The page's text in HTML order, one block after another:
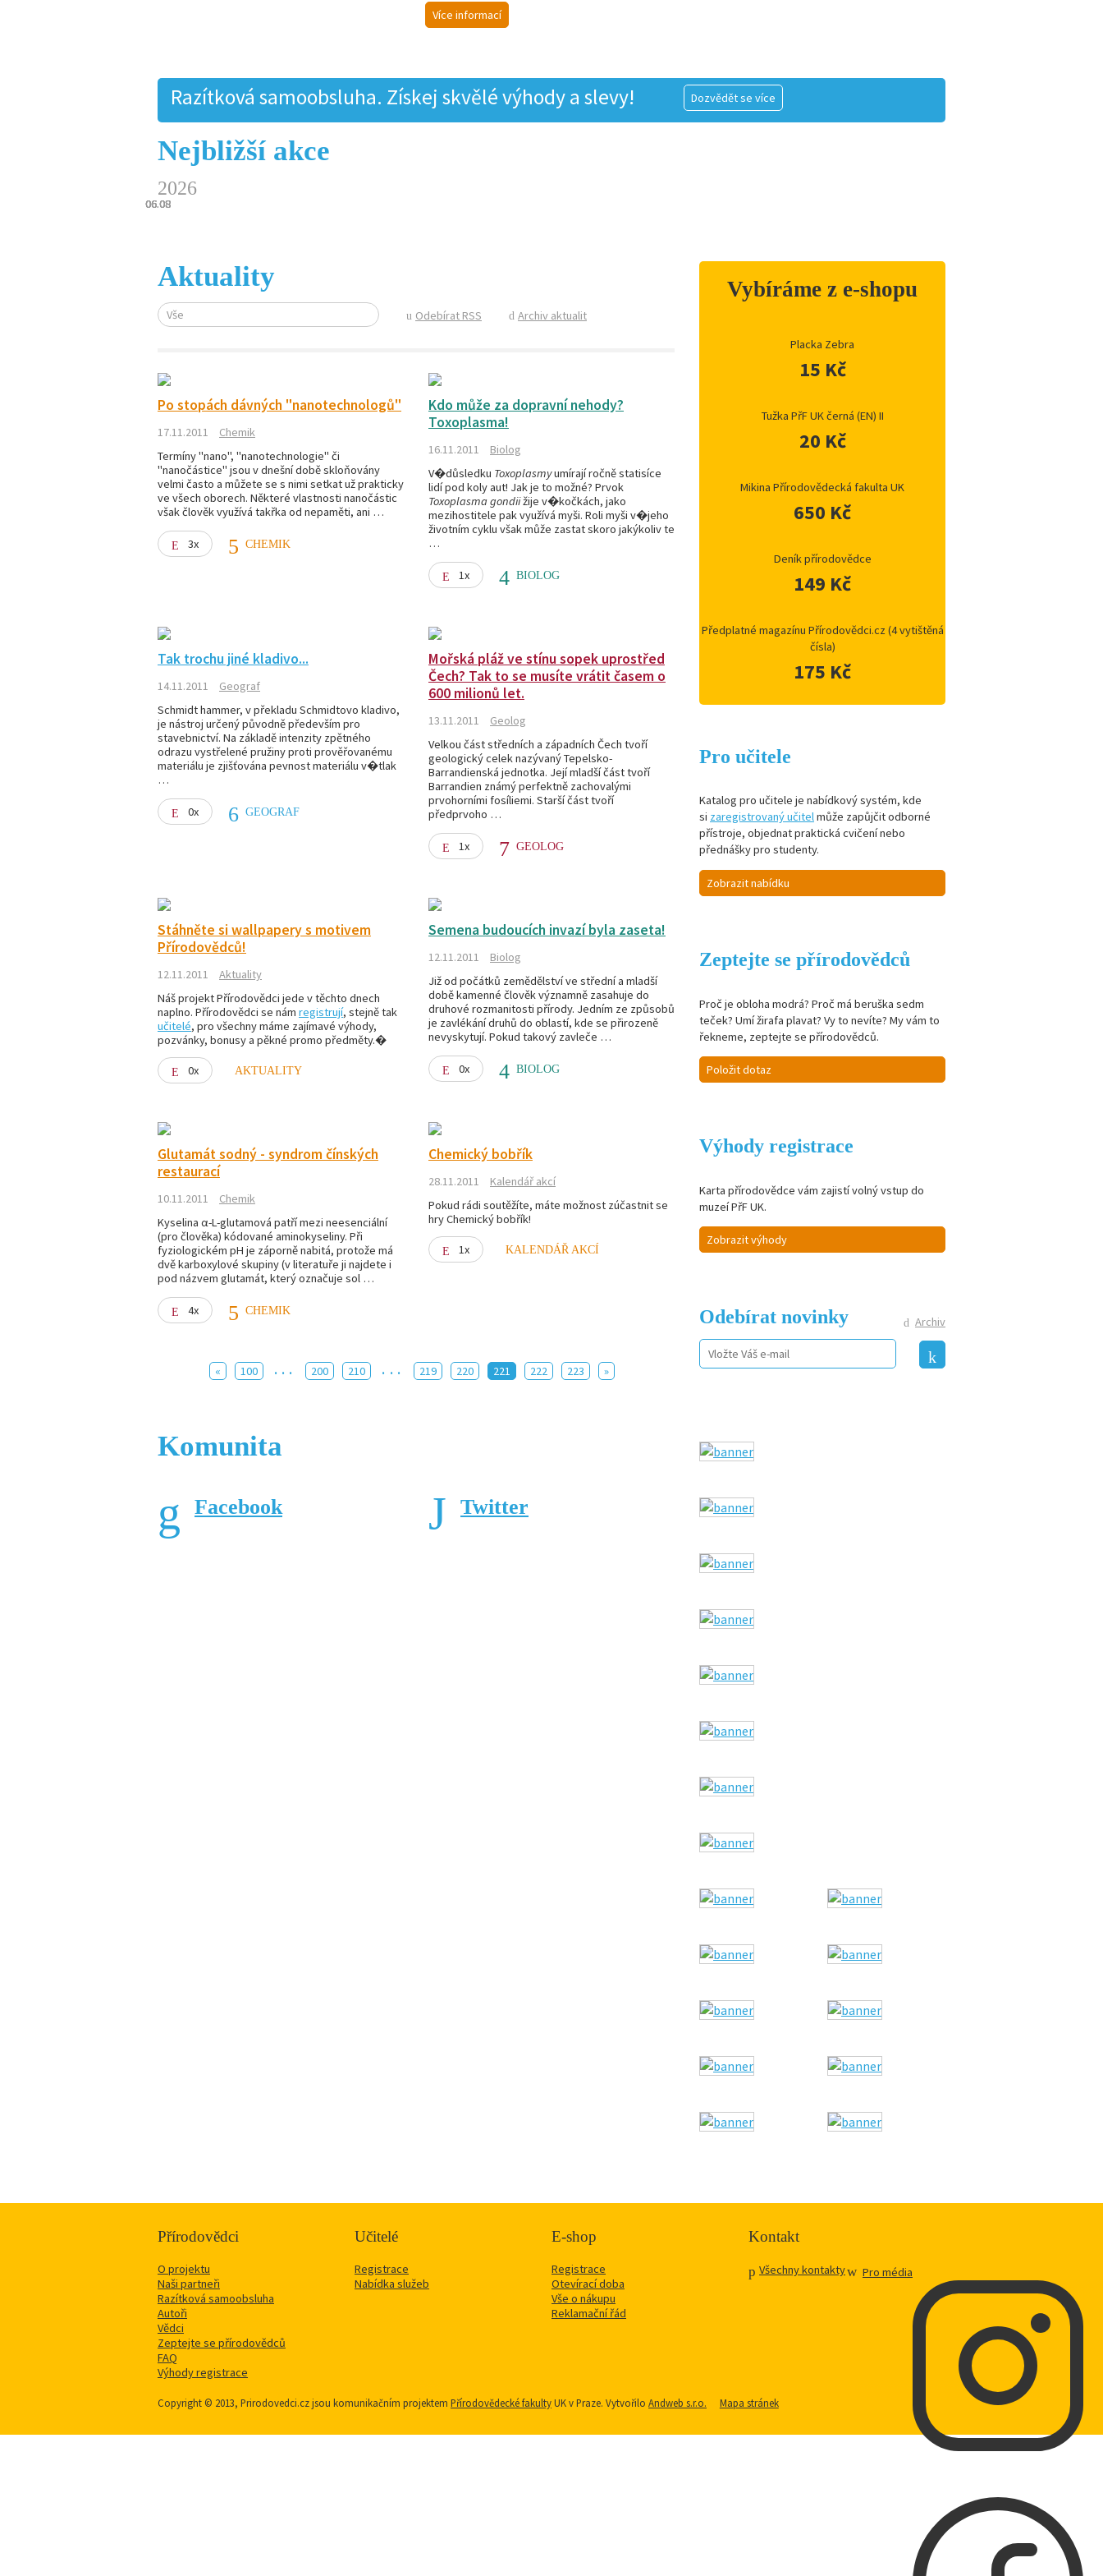
Více informací
Razítková samoobsluha. Získej skvělé výhody a slevy! Dozvědět se více
Nejbližší akce
2026
06.08
06.08
06.08
06.08
06.08
Aktuality
Vše Odebírat RSS Archiv aktualit
Po stopách dávných "nanotechnologů"
17.11.2011
Chemik
Termíny "nano", "nanotechnologie" či
"nanočástice" jsou v dnešní době skloňovány
velmi často a můžete se s nimi setkat už prakticky
ve všech oborech. Některé vlastnosti nanočástic
však člověk využívá takřka od nepaměti, ani …
3x CHEMIK
Kdo může za dopravní nehody?
Toxoplasma!
16.11.2011
Biolog
V�důsledku Toxoplasmyumírají ročně statisíce
lidí pod koly aut! Jak je to možné? Prvok
Toxoplasma gondiižije v�kočkách, jako
mezihostitele pak využívá myši. Roli myši v�jeho
životním cyklu však může zastat skoro jakýkoliv te
…
1x BIOLOG
Tak trochu jiné kladivo...
14.11.2011
Geograf
Schmidt hammer, v překladu Schmidtovo kladivo,
je nástroj určený původně především pro
stavebnictví. Na základě intenzity zpětného
odrazu vystřelené pružiny proti prověřovanému
materiálu je zjišťována pevnost materiálu v�tlak
…
0x GEOGRAF
Mořská pláž ve stínu sopek uprostřed
Čech? Tak to se musíte vrátit časem o
600 milionů let.
13.11.2011
Geolog
Velkou část středních a západních Čech tvoří
geologický celek nazývaný Tepelsko-
Barrandienská jednotka. Její mladší část tvoří
Barrandien známý perfektně zachovalými
prvohorními fosíliemi. Starší část tvoří
předprvoho …
1x GEOLOG
Stáhněte si wallpapery s motivem
Přírodovědců!
12.11.2011
Aktuality
Náš projekt Přírodovědci jede v těchto dnech
naplno. Přírodovědci se nám registrují, stejně tak
učitelé, pro všechny máme zajímavé výhody,
pozvánky, bonusy a pěkné promo předměty.�
0x AKTUALITY
Semena budoucích invazí byla zaseta!
12.11.2011
Biolog
Již od počátků zemědělství ve střední a mladší
době kamenné člověk významně zasahuje do
druhové rozmanitosti přírody. Jedním ze způsobů
je zavlékání druhů do oblastí, kde se přirozeně
nevyskytují. Pokud takový zavleče …
0x BIOLOG
Glutamát sodný - syndrom čínských
restaurací
10.11.2011
Chemik
Kyselina α-L-glutamová patří mezi neesenciální
(pro člověka) kódované aminokyseliny. Při
fyziologickém pH je záporně nabitá, protože má
dvě karboxylové skupiny (v literatuře ji najdete i
pod názvem glutamát, který označuje sol …
4x CHEMIK
Chemický bobřík
28.11.2011
Kalendář akcí
Pokud rádi soutěžíte, máte možnost zúčastnit se
hry Chemický bobřík!
1x KALENDÁŘ AKCÍ
« 100 ... 200 210 ... 219 220 221 222 223 »
Komunita
Facebook Twitter
Vybíráme z e-shopu
Placka Zebra
15 Kč
Tužka PřF UK černá (EN) II
20 Kč
Mikina Přírodovědecká fakulta UK
650 Kč
Deník přírodovědce
149 Kč
Předplatné magazínu Přírodovědci.cz (4 vytištěná
čísla)
175 Kč
Pro učitele
Katalog pro učitele je nabídkový systém, kde
si zaregistrovaný učitelmůže zapůjčit odborné
přístroje, objednat praktická cvičení nebo
přednášky pro studenty.
Zobrazit nabídku
Zeptejte se přírodovědců
Proč je obloha modrá? Proč má beruška sedm
teček? Umí žirafa plavat? Vy to nevíte? My vám to
řekneme, zeptejte se přírodovědců.
Položit dotaz
Výhody registrace
Karta přírodovědce vám zajistí volný vstup do
muzeí PřF UK.
Zobrazit výhody
Archiv
Odebírat novinky
Přírodovědci
O projektu
Naši partneři
Razítková samoobsluha
Autoři
Vědci
Zeptejte se přírodovědců
FAQ
Výhody registrace
Učitelé
Registrace
Nabídka služeb
E-shop
Registrace
Otevírací doba
Vše o nákupu
Reklamační řád
Kontakt
Všechny kontakty Pro média
Copyright © 2013, Prirodovedci.cz jsou komunikačním projektem Přírodovědecké fakultyUK v Praze. Vytvořilo Andweb s.r.o. Mapa stránek